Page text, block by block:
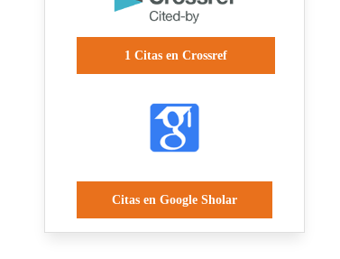
1 Citas en Crossref
Citas en Google Sholar